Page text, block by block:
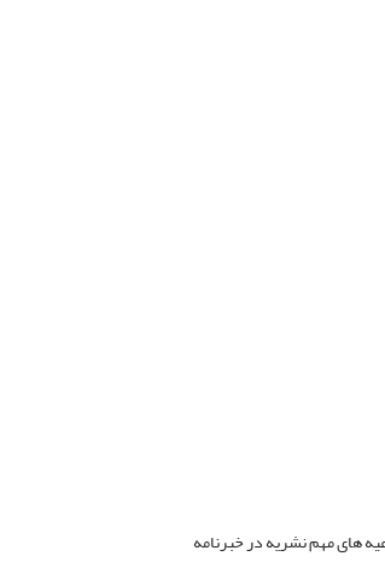
های مهم نشریه در خبرنامه